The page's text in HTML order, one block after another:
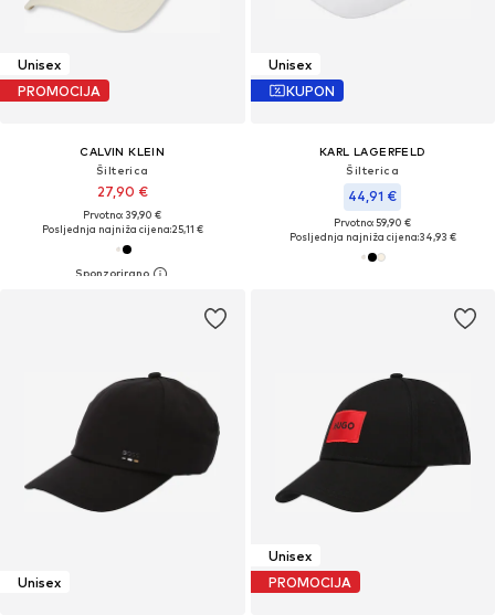
Unisex
PROMOCIJA
CALVIN KLEIN
Šilterica
27,90 €
Prvotno: 39,90 €
Posljednja najniža cijena:25,11 €
Unisex
KUPON
KARL LAGERFELD
Šilterica
44,91 €
Prvotno: 59,90 €
Posljednja najniža cijena:34,93 €
Unisex
Unisex
PROMOCIJA